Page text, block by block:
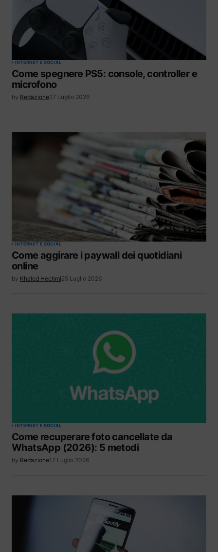
INTERNET E SOCIAL
Come spegnere PS5: console, controller e
microfono
by Redazione27 Luglio 2026
INTERNET E SOCIAL
Come aggirare i paywall dei quotidiani
online
by Khaled Hechmi25 Luglio 2026
INTERNET E SOCIAL
Come recuperare foto cancellate da
WhatsApp (2026): 5 metodi
by Redazione17 Luglio 2026